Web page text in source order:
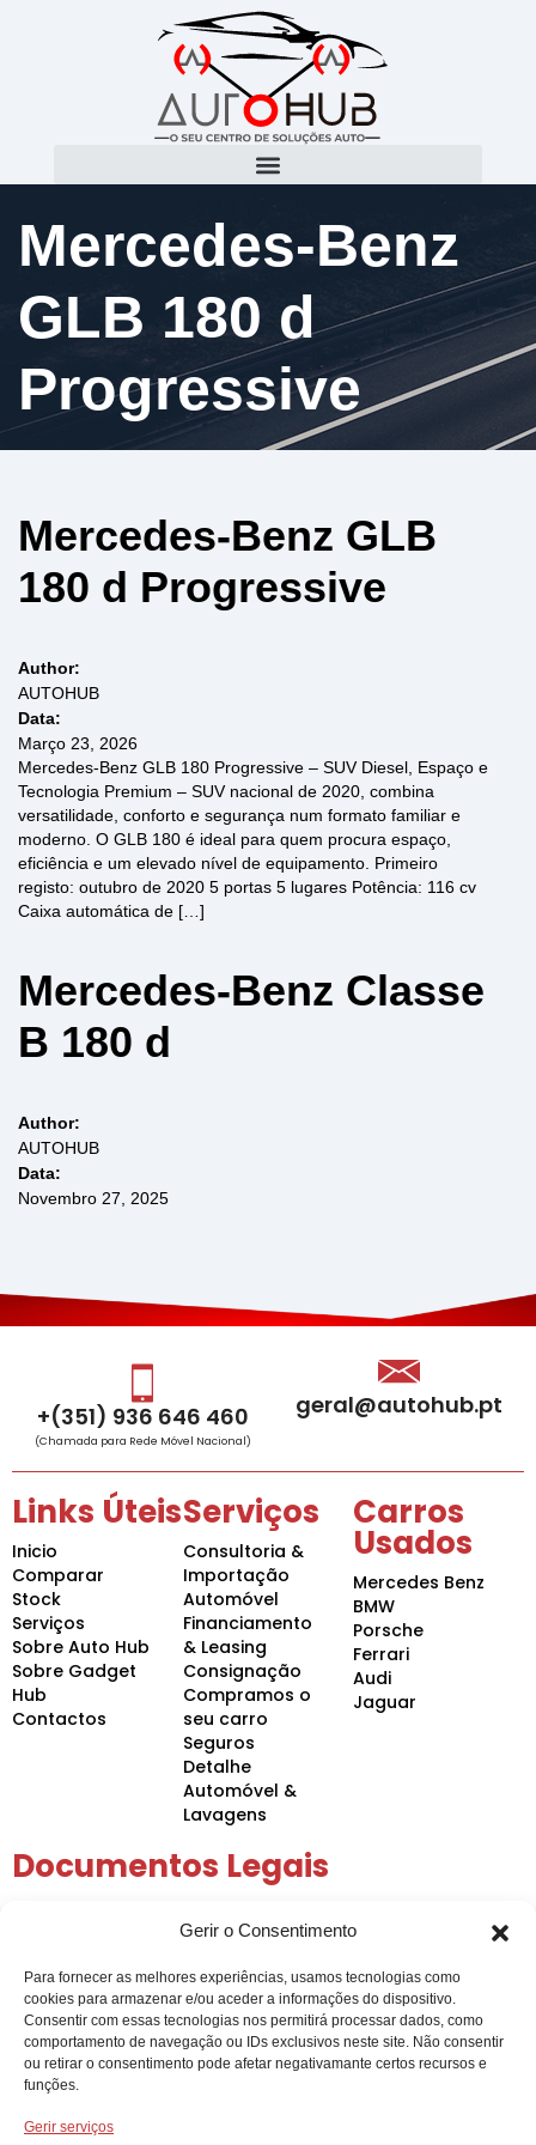
Gerir o Consentimento
Para fornecer as melhores experiências, usamos tecnologias como
cookies para armazenar e/ou aceder a informações do dispositivo.
Consentir com essas tecnologias nos permitirá processar dados, como
comportamento de navegação ou IDs exclusivos neste site. Não consentir
ou retirar o consentimento pode afetar negativamante certos recursos e
funções.
Gerir serviços
Mercedes-Benz
GLB 180 d
Progressive
Mercedes-Benz GLB
180 d Progressive
Author:
AUTOHUB
Data:
Março 23, 2026
Mercedes-Benz GLB 180 Progressive – SUV Diesel, Espaço e
Tecnologia Premium – SUV nacional de 2020, combina
versatilidade, conforto e segurança num formato familiar e
moderno. O GLB 180 é ideal para quem procura espaço,
eficiência e um elevado nível de equipamento. Primeiro
registo: outubro de 2020 5 portas 5 lugares Potência: 116 cv
Caixa automática de […]
Mercedes-Benz Classe
B 180 d
Author:
AUTOHUB
Data:
Novembro 27, 2025
+(351) 936 646 460
(Chamada para Rede Móvel Nacional)
geral@autohub.pt
Links Úteis
Inicio
Comparar
Stock
Serviços
Sobre Auto Hub
Sobre Gadget
Hub
Contactos
Serviços
Consultoria &
Importação
Automóvel
Financiamento
& Leasing
Consignação
Compramos o
seu carro
Seguros
Detalhe
Automóvel &
Lavagens
Carros
Usados
Mercedes Benz
BMW
Porsche
Ferrari
Audi
Jaguar
Documentos Legais
Política de Privacidade
Condições Gerais
Arbitragem de Conflitos
Intermediação de Crédito